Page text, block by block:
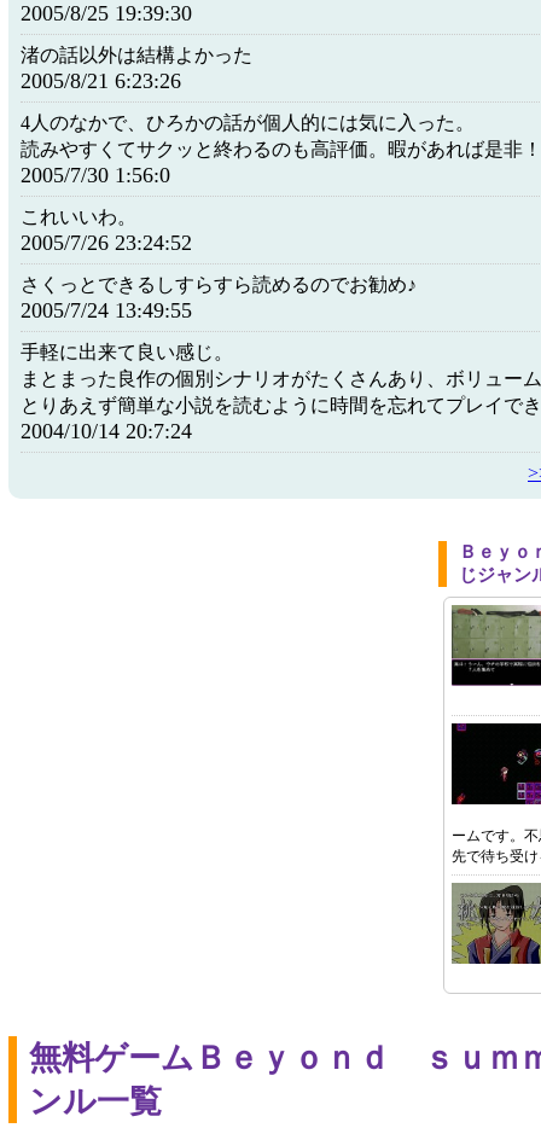
2005/8/25 19:39:30
渚の話以外は結構よかった
2005/8/21 6:23:26
4人のなかで、ひろかの話が個人的には気に入った。
読みやすくてサクッと終わるのも高評価。暇があれば是非
2005/7/30 1:56:0
これいいわ。
2005/7/26 23:24:52
さくっとできるしすらすら読めるのでお勧め♪
2005/7/24 13:49:55
手軽に出来て良い感じ。
まとまった良作の個別シナリオがたくさんあり、ボリュー
とりあえず簡単な小説を読むように時間を忘れてプレイで
2004/10/14 20:7:24
Ｂｅｙ
じジャン
ームです。
先で待ち受
無料ゲームＢｅｙｏｎｄ ｓｕｍ
ンル一覧